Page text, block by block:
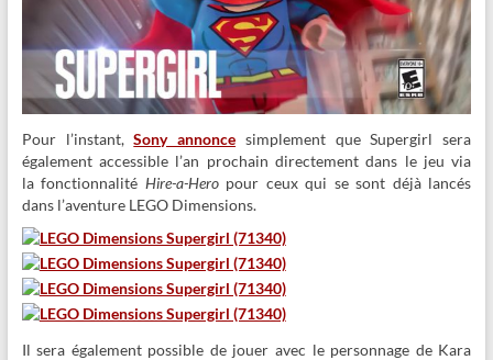
Pour l’instant,Sony annonce simplement que Supergirl sera
également accessible l’an prochain directement dans le jeu via
la fonctionnalité Hire-a-Heropour ceux qui se sont déjà lancés
dans l’aventure LEGO Dimensions.
Il sera également possible de jouer avec le personnage de Kara